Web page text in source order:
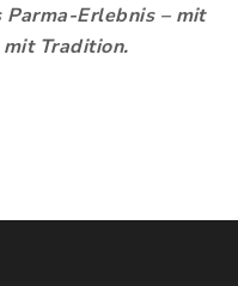
Erlebnis – mit
Tradition.